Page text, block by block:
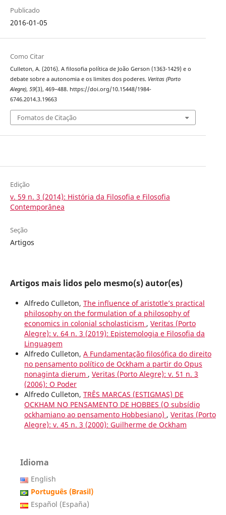
Publicado
2016-01-05
Como Citar
Culleton, A. (2016). A filosofia política de João Gerson (1363-1429) e o
debate sobre a autonomia e os limites dos poderes. Veritas (Porto
Alegre), 59(3), 469–488. https://doi.org/10.15448/1984-
6746.2014.3.19663
Fomatos de Citação
Edição
v. 59 n. 3 (2014): História da Filosofia e Filosofia
Contemporânea
Seção
Artigos
Artigos mais lidos pelo mesmo(s) autor(es)
Alfredo Culleton, The influence of aristotle’s practical
philosophy on the formulation of a philosophy of
economics in colonial scholasticism , Veritas (Porto
Alegre): v. 64 n. 3 (2019): Epistemologia e Filosofia da
Linguagem
Alfredo Culleton, A Fundamentação filosófica do direito
no pensamento político de Ockham a partir do Opus
nonaginta dierum , Veritas (Porto Alegre): v. 51 n. 3
(2006): O Poder
Alfredo Culleton, TRÊS MARCAS (ESTIGMAS) DE
OCKHAM NO PENSAMENTO DE HOBBES (O subsídio
ockhamiano ao pensamento Hobbesiano) , Veritas (Porto
Alegre): v. 45 n. 3 (2000): Guilherme de Ockham
Idioma
English
Português (Brasil)
Español (España)